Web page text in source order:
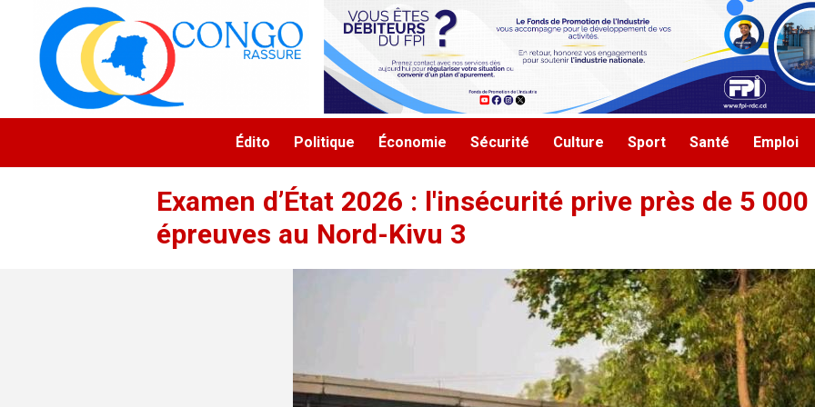
Aller au contenu principal
Navigation principale
Édito Politique Économie Sécurité Culture Sport Santé Emploi
Examen d’État 2026 : l'insécurité prive près de 5
épreuves au Nord-Kivu 3